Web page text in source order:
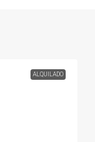
ALQUILADO